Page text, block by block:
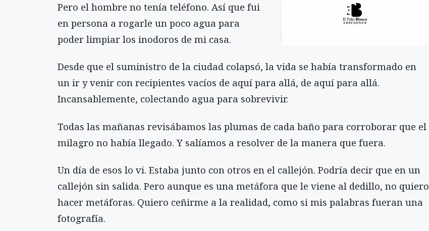
Pero el hombre no tenía teléfono. Así que fui
en persona a rogarle un poco agua para
poder limpiar los inodoros de mi casa.
Desde que el suministro de la ciudad colapsó, la vida se había transformado en
un ir y venir con recipientes vacíos de aquí para allá, de aquí para allá.
Incansablemente, colectando agua para sobrevivir.
Todas las mañanas revisábamos las plumas de cada baño para corroborar que el
milagro no había llegado. Y salíamos a resolver de la manera que fuera.
Un día de esos lo vi. Estaba junto con otros en el callejón. Podría decir que en un
callejón sin salida. Pero aunque es una metáfora que le viene al dedillo, no quiero
hacer metáforas. Quiero ceñirme a la realidad, como si mis palabras fueran una
fotografía.